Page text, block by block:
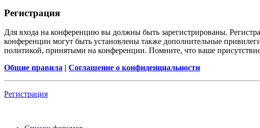
Регистрация
Для входа на конференцию вы должны быть зарегистрированы.
конференции могут быть установлены также дополнительные
политикой, принятыми на конференции. Помните, что ваше присутствие
Общие правила | Соглашение о конфиденциальности
Регистрация